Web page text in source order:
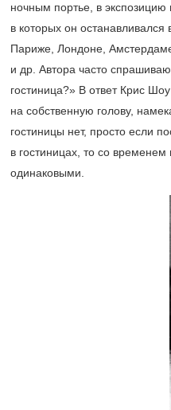
ночным портье, в
в которых он
Париже, Лондоне,
и др. Автора часто
гостиница?» В ответ Крис Шоу
на собственную голову,
гостиницы нет, просто если
в гостиницах, то со временем
одинаковыми.